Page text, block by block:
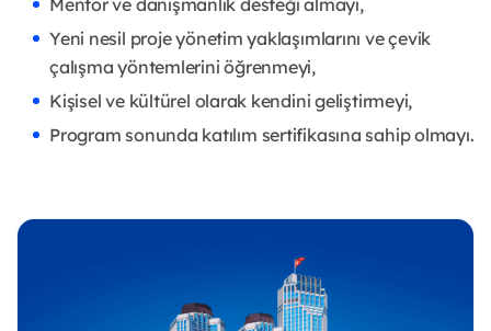
Yeni nesil proje yönetim yaklaşımlarını ve çevik
çalışma yöntemlerini öğrenmeyi,
Kişisel ve kültürel olarak kendini geliştirmeyi,
Program sonunda katılım sertifikasına sahip olmayı.